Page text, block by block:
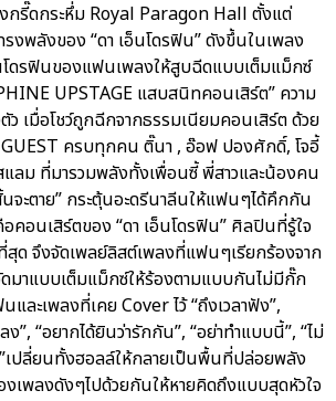
กรี๊ดกระหึ่ม Royal Paragon Hall ตั้งแต่
งพลังของ “ดา เอ็นโดรฟิน” ดังขึ้นในเพลง
ดรฟินของแฟนเพลงให้สูบฉีดแบบเต็มแม็กซ์
UPSTAGE แสบสนิทคอนเสิร์ต” ความ
เมื่อโชว์ถูกฉีกจากธรรมเนียมคอนเสิร์ต ด้วย
GUEST ครบทุกคน ติ๊นา , อ๊อฟ ปองศักดิ์, โจอี้
ลม ที่มารวมพลังทั้งเพื่อนซี้ พี่สาวและน้องคน
จะตาย” กระตุ้นอะดรีนาลีนให้แฟนๆได้คึกกัน
คอนเสิร์ตของ “ดา เอ็นโดรฟิน” ศิลปินที่รู้ใจ
ด จึงจัดเพลย์ลิสต์เพลงที่แฟนๆเรียกร้องจาก
มาแบบเต็มแม็กซ์ให้ร้องตามแบบกันไม่มีกั๊ก
ละเพลงที่เคย Cover ไว้ “ถึงเวลาฟัง”,
ง”, “อยากได้ยินว่ารักกัน”, “อย่าทำแบบนี้”, “ไม่
เปลี่ยนทั้งฮอลล์ให้กลายเป็นพื้นที่ปล่อยพลัง
เพลงดังๆไปด้วยกันให้หายคิดถึงแบบสุดหัวใจ